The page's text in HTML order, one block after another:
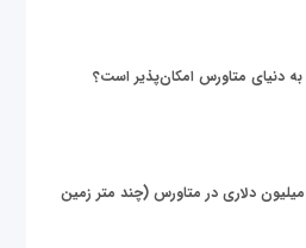
به دنیای متاورس امکان‌پذیر است؟
خرید زمین 4.3 میلیون دلاری در متاورس (چند متر زمین